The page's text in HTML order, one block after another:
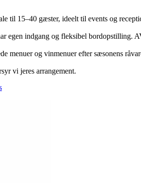
til 15–40 gæster, ideelt til events og
egen indgang og fleksibel bordopstilling.
menuer og vinmenuer efter sæsonens
vi jeres arrangement.